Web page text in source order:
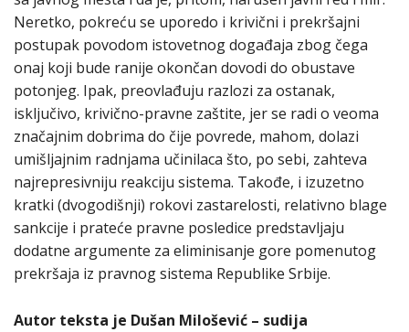
Neretko, pokreću se uporedo i krivični i prekršajni
postupak povodom istovetnog događaja zbog čega
onaj koji bude ranije okončan dovodi do obustave
potonjeg. Ipak, preovlađuju razlozi za ostanak,
isključivo, krivično-pravne zaštite, jer se radi o veoma
značajnim dobrima do čije povrede, mahom, dolazi
umišljajnim radnjama učinilaca što, po sebi, zahteva
najrepresivniju reakciju sistema. Takođe, i izuzetno
kratki (dvogodišnji) rokovi zastarelosti, relativno blage
sankcije i prateće pravne posledice predstavljaju
dodatne argumente za eliminisanje gore pomenutog
prekršaja iz pravnog sistema Republike Srbije.
Autor teksta je Dušan Milošević – sudija